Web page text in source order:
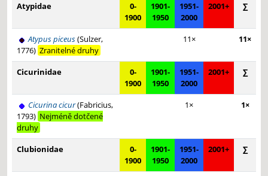
Atypidae
0-
1900
1901-
1950
1951-
2000
2001+ ∑
Atypus piceus(Sulzer,
1776) Zranitelné druhy
11× 11×
Cicurinidae
0-
1900
1901-
1950
1951-
2000
2001+ ∑
Cicurina cicur(Fabricius,
1793) Nejméně dotčené
druhy
1× 1×
Clubionidae
0-
1900
1901-
1950
1951-
2000
2001+ ∑